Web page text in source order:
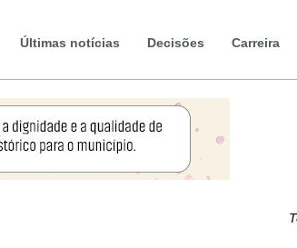
Últimas notícias Decisões Carreira